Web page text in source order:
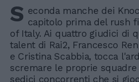
S econda manche dei
capitolo prima del rush
of Italy. Ai quattro giudici di
talent di Rai2, Francesco
e Cristina Scabbia, tocca
scremare le proprie
sedici concorrenti che si